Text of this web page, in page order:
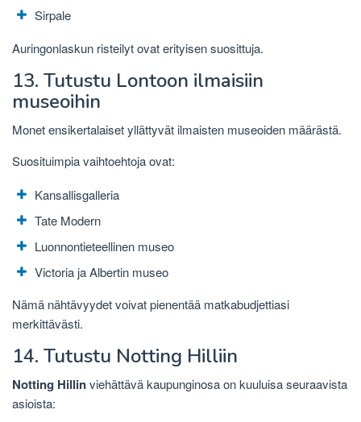
Sirpale
Auringonlaskun risteilyt ovat erityisen suosittuja.
13. Tutustu Lontoon ilmaisiin
museoihin
Monet ensikertalaiset yllättyvät ilmaisten museoiden määrästä.
Suosituimpia vaihtoehtoja ovat:
Kansallisgalleria
Tate Modern
Luonnontieteellinen museo
Victoria ja Albertin museo
Nämä nähtävyydet voivat pienentää matkabudjettiasi
merkittävästi.
14. Tutustu Notting Hilliin
Notting Hillinviehättävä kaupunginosaon kuuluisa seuraavista
asioista: